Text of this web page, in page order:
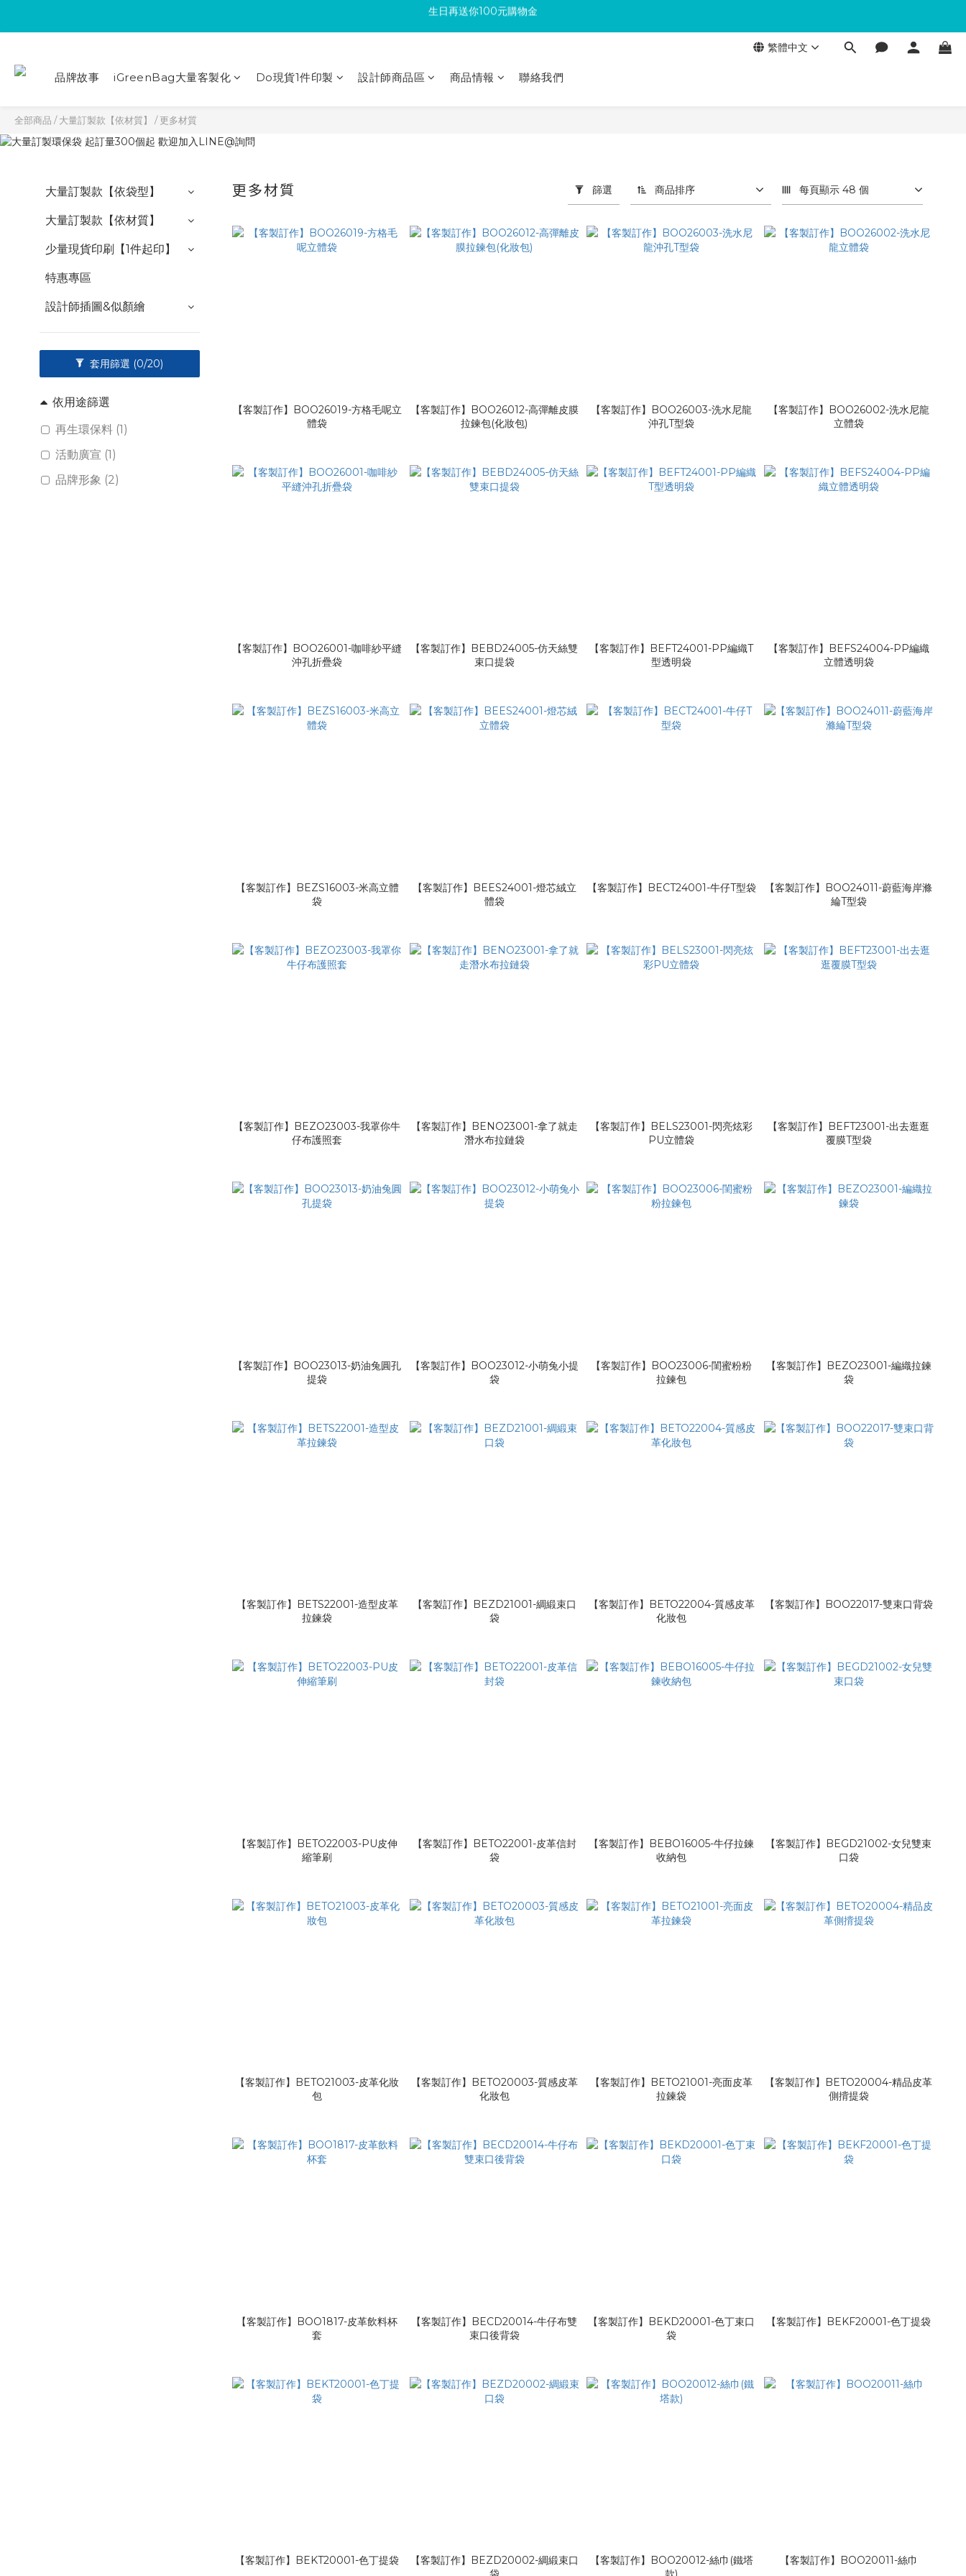
滿300回饋10%購物金
加入成為新會員 馬上領取50元購物金
繁體中文
品牌故事 iGreenBag大量客製化 Do現貨1件印製 設計師商品區 商品情報 聯絡我們
全部商品 /大量訂製款【依材質】 /更多材質
大量訂製款【依袋型】
大量訂製款【依材質】
少量現貨印刷【1件起印】
特惠專區
設計師插圖&似顏繪
套用篩選 (0/20)
依用途篩選
再生環保料 (1)
活動廣宣 (1)
品牌形象 (2)
更多材質 篩選 商品排序 每頁顯示 48 個
【客製訂作】BOO26019-方格毛呢立
體袋
【客製訂作】BOO26012-高彈離皮膜
拉鍊包(化妝包)
【客製訂作】BOO26003-洗水尼龍
沖孔T型袋
【客製訂作】BOO26002-洗水尼龍
立體袋
【客製訂作】BOO26001-咖啡紗平縫
沖孔折疊袋
【客製訂作】BEBD24005-仿天絲雙
束口提袋
【客製訂作】BEFT24001-PP編織T
型透明袋
【客製訂作】BEFS24004-PP編織
立體透明袋
【客製訂作】BEZS16003-米高立體
袋
【客製訂作】BEES24001-燈芯絨立
體袋
【客製訂作】BECT24001-牛仔T型袋
【客製訂作】BOO24011-蔚藍海岸滌
綸T型袋
【客製訂作】BEZO23003-我罩你牛
仔布護照套
【客製訂作】BENO23001-拿了就走
潛水布拉鏈袋
【客製訂作】BELS23001-閃亮炫彩
PU立體袋
【客製訂作】BEFT23001-出去逛逛
覆膜T型袋
【客製訂作】BOO23013-奶油兔圓孔
提袋
【客製訂作】BOO23012-小萌兔小提
袋
【客製訂作】BOO23006-閨蜜粉粉
拉鍊包
【客製訂作】BEZO23001-編織拉鍊
袋
【客製訂作】BETS22001-造型皮革
拉鍊袋
【客製訂作】BEZD21001-綢緞束口
袋
【客製訂作】BETO22004-質感皮革
化妝包
【客製訂作】BOO22017-雙束口背袋
【客製訂作】BETO22003-PU皮伸
縮筆刷
【客製訂作】BETO22001-皮革信封
袋
【客製訂作】BEBO16005-牛仔拉鍊
收納包
【客製訂作】BEGD21002-女兒雙束
口袋
【客製訂作】BETO21003-皮革化妝
包
【客製訂作】BETO20003-質感皮革
化妝包
【客製訂作】BETO21001-亮面皮革
拉鍊袋
【客製訂作】BETO20004-精品皮革
側揹提袋
【客製訂作】BOO1817-皮革飲料杯
套
【客製訂作】BECD20014-牛仔布雙
束口後背袋
【客製訂作】BEKD20001-色丁束口
袋
【客製訂作】BEKF20001-色丁提袋
【客製訂作】BEKT20001-色丁提袋
【客製訂作】BEZD20002-綢緞束口
【客製訂作】BOO20012-絲巾(鐵塔
【客製訂作】BOO20011-絲巾